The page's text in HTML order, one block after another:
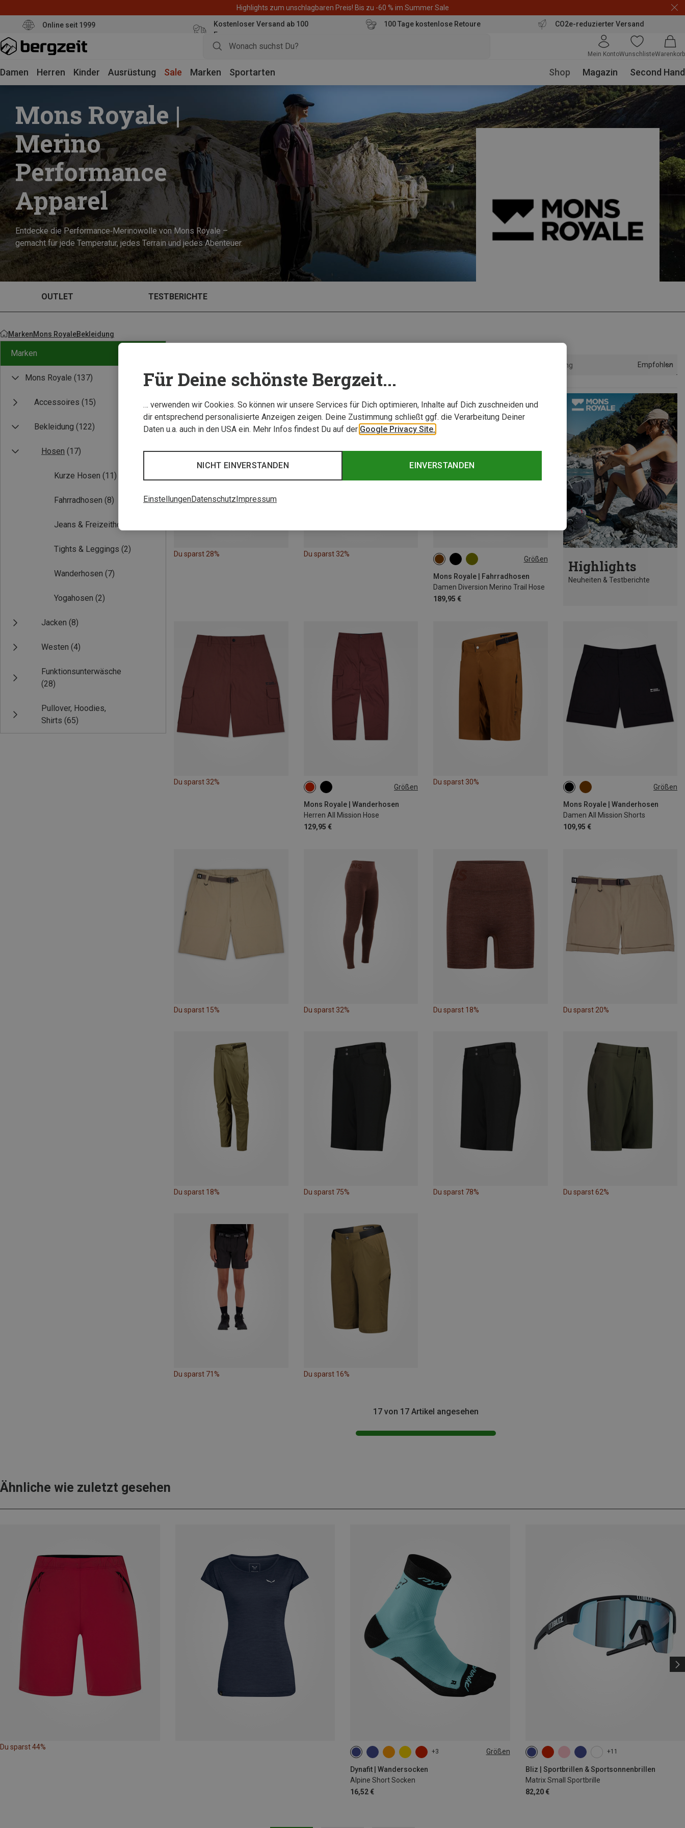
Highlights zum unschlagbaren Preis! Bis zu -60 % im Summer Sale
Online seit 1999
Kostenloser Versand ab 100
Euro
100 Tage kostenlose Retoure CO2e-reduzierter Versand
Mein KontoWunschlisteWarenkorb
Damen Herren Kinder Ausrüstung Sale Marken Sportarten Shop Magazin Second Hand
Mons Royale |
Merino
Performance
Apparel
Entdecke die Performance‑Merinowolle von Mons Royale –
gemacht für jede Temperatur, jedes Terrain und jedes Abenteuer.
OUTLET TESTBERICHTE
MarkenMons RoyaleBekleidung
Marken
Mons Royale (137)
Accessoires (15)
Bekleidung (122)
Hosen (17)
Kurze Hosen (11)
Fahrradhosen (8)
Jeans & Freizeithosen
Tights & Leggings (2)
Wanderhosen (7)
Yogahosen (2)
Jacken (8)
Westen (4)
Funktionsunterwäsche
(28)
Pullover, Hoodies,
Shirts (65)
Sortierung Empfohlen
Du sparst 28% Du sparst 32%
Größen
Mons Royale | Fahrradhosen
Damen Diversion Merino Trail Hose
189,95 €
XS S M Highlights
Neuheiten & Testberichte
Du sparst 32%
Größen
Mons Royale | Wanderhosen
Herren All Mission Hose
129,95 €
S M
Du sparst 30%
Größen
Mons Royale | Wanderhosen
Damen All Mission Shorts
109,95 €
XS S
Du sparst 15% Du sparst 32% Du sparst 18% Du sparst 20%
Du sparst 18% Du sparst 75% Du sparst 78% Du sparst 62%
Du sparst 71% Du sparst 16%
17 von 17 Artikel angesehen
Ähnliche wie zuletzt gesehen
Du sparst 44%
+3 Größen
Dynafit | Wandersocken
Alpine Short Socken
16,52 €
35|36|37|38 39|40|41|42
+11
Bliz | Sportbrillen & Sportsonnenbrillen
Matrix Small Sportbrille
82,20 €
Für Deine schönste Bergzeit...
… verwenden wir Cookies. So können wir unsere Services für Dich optimieren, Inhalte auf Dich zuschneiden und
dir entsprechend personalisierte Anzeigen zeigen. Deine Zustimmung schließt ggf. die Verarbeitung Deiner
Daten u.a. auch in den USA ein. Mehr Infos findest Du auf der Google Privacy Site.
EINVERSTANDEN
NICHT EINVERSTANDEN
EinstellungenDatenschutzImpressum